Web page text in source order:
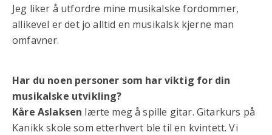
Jeg liker å utfordre mine musikalske fordommer,
allikevel er det jo alltid en musikalsk kjerne man
omfavner.
Har du noen personer som har viktig for din
musikalske utvikling?
Kåre Aslaksen lærte meg å spille gitar. Gitarkurs på
Kanikk skole som etterhvert ble til en kvintett. Vi